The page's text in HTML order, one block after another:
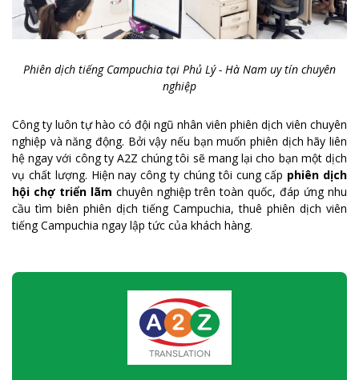
Phiên dịch tiếng Campuchia tại Phủ Lý - Hà Nam uy tín chuyên
nghiệp
Công ty luôn tự hào có đội ngũ nhân viên phiên dịch viên chuyên
nghiệp và năng động. Bởi vậy nếu bạn muốn phiên dịch hãy liên
hệ ngay với công ty A2Z chúng tôi sẽ mang lại cho bạn một dịch
vụ chất lượng. Hiện nay công ty chúng tôi cung cấp phiên dịch
hội chợ triển lãm chuyên nghiệp trên toàn quốc, đáp ứng nhu
cầu tìm biên phiên dịch tiếng Campuchia, thuê phiên dịch viên
tiếng Campuchia ngay lập tức của khách hàng.